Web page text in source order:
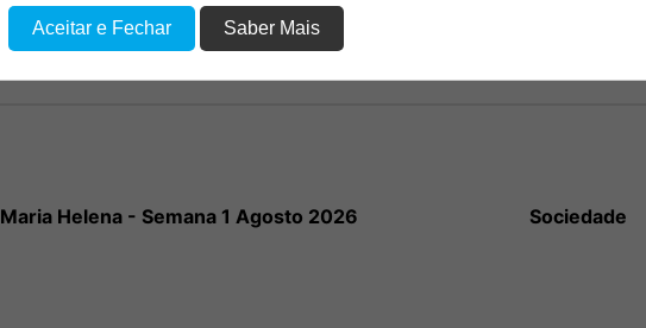
114.º episódio com o social-democrata,
Miguel Poiares Maduro.
Maria Helena - Semana 1 Agosto 2026 Sociedade
Aceitar e Fechar Saber Mais